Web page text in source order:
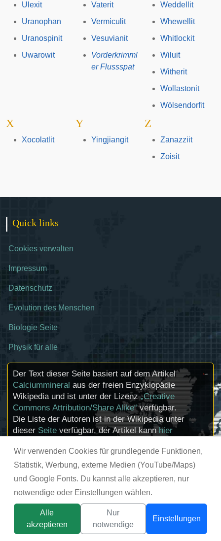
Wir verwenden Cookies für grundlegende Funktionen,
Statistik, Werbung, externe Medien (YouTube/Maps)
und Google Fonts. Du kannst alle akzeptieren, nur
notwendige oder Einstellungen wählen.
Alle
akzeptieren
Nur
notwendige
Einstellungen
Ulexit
Uranophan
Uranospinit
Uwarowit
Vaterit
Vermiculit
Vesuvianit
Vorderkrimml
er Flussspat
Weddellit
Whewellit
Whitlockit
Wiluit
Witherit
Wollastonit
Wölsendorfit
X
Xocolatlit
Y
Yingjiangit
Z
Zanazziit
Zoisit
Quick links
Cookies verwalten
Impressum
Datenschutz
Evolution des Menschen
Biologie Seite
Physik für alle
Der Text dieser Seite basiert auf dem Artikel
Calciummineral aus der freien Enzyklopädie
Wikipedia und ist unter der Lizenz„Creative
Commons Attribution/Share Alike“verfügbar.
Die Liste der Autoren ist in der Wikipedia unter
dieser Seite verfügbar, der Artikel kannhier
Urhebern und zum Lizenzstatus eingebundener
Mediendateien (etwa Bilder oder Videos) können
im Regelfall durch Anklicken dieser abgerufen
© chemie-schule.de 2026